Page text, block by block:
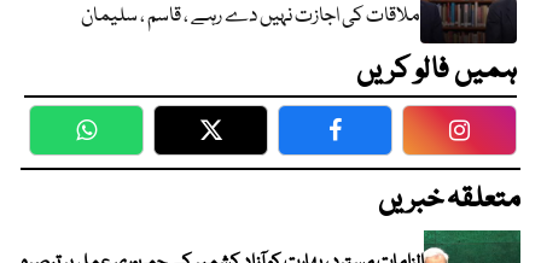
ملاقات کی اجازت نہیں دے رہے ، قاسم ، سلیمان
ہمیں فالو کریں
WhatsApp Twitter Facebook
متعلقہ خبریں